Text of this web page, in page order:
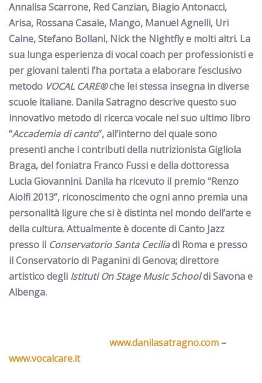
Annalisa Scarrone, Red Canzian, Biagio Antonacci,
Arisa, Rossana Casale, Mango, Manuel Agnelli, Uri
Caine, Stefano Bollani, Nick the Nightfly e molti altri. La
sua lunga esperienza di vocal coach per professionisti e
per giovani talenti l’ha portata a elaborare l’esclusivo
metodo VOCAL CARE®che lei stessa insegna in diverse
scuole italiane. Danila Satragnodescrive questo suo
innovativo metodo di ricerca vocale nel suo ultimo libro
“Accademia di canto”, all’interno del quale sono
presenti anche i contributi della nutrizionistaGigliola
Braga, del foniatra Franco Fussie della dottoressa
Lucia Giovannini. Danila ha ricevuto il premio “Renzo
Aiolfi 2013”, riconoscimento che ogni anno premia una
personalità ligure che si è distinta nel mondo dell’arte e
della cultura. Attualmente è docente di Canto Jazz
presso il Conservatorio Santa Ceciliadi Roma e presso
il Conservatorio di Paganini di Genova; direttore
artistico degli Istituti On Stage Music Schooldi Savona e
Albenga.
www.danilasatragno.com –
www.vocalcare.it